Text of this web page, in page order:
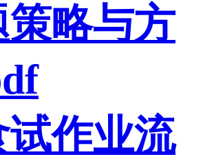
策略与方
作业流